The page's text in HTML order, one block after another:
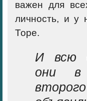
важен для
личность, и у
Торе.
И всю
они в